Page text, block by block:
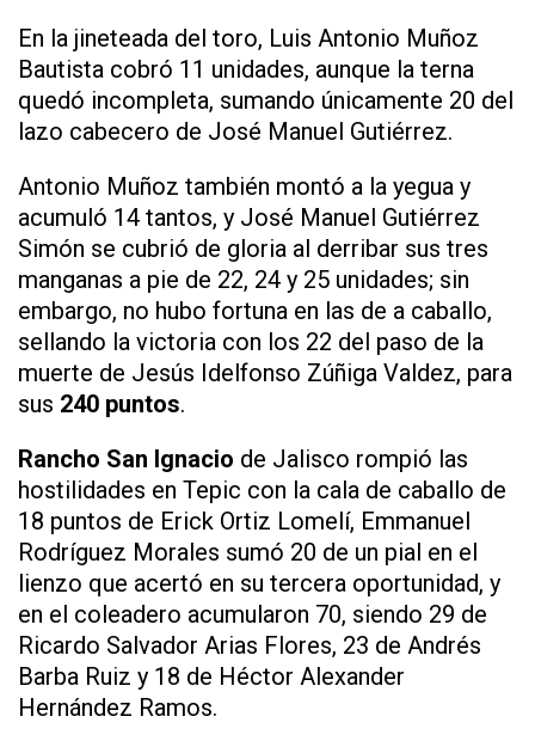
En la jineteada del toro, Luis Antonio Muñoz
Bautista cobró 11 unidades, aunque la terna
quedó incompleta, sumando únicamente 20 del
lazo cabecero de José Manuel Gutiérrez.
Antonio Muñoz también montó a la yegua y
acumuló 14 tantos, y José Manuel Gutiérrez
Simón se cubrió de gloria al derribar sus tres
manganas a pie de 22, 24 y 25 unidades; sin
embargo, no hubo fortuna en las de a caballo,
sellando la victoria con los 22 del paso de la
muerte de Jesús Idelfonso Zúñiga Valdez, para
sus 240 puntos.
Rancho San Ignacio de Jalisco rompió las
hostilidades en Tepic con la cala de caballo de
18 puntos de Erick Ortiz Lomelí, Emmanuel
Rodríguez Morales sumó 20 de un pial en el
lienzo que acertó en su tercera oportunidad, y
en el coleadero acumularon 70, siendo 29 de
Ricardo Salvador Arias Flores, 23 de Andrés
Barba Ruiz y 18 de Héctor Alexander
Hernández Ramos.